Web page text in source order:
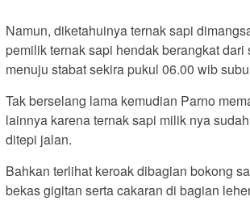
Namun, diketahuinya ternak sapi
pemilik ternak sapi hendak berangkat dari
menuju stabat sekira pukul 06.00 wib
Tak berselang lama kemudian Parno
lainnya karena ternak sapi milik nya
ditepi jalan.
Bahkan terlihat keroak dibagian bokong
bekas gigitan serta cakaran di bagian